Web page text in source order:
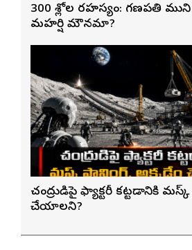
300 శ్లోకాల రహస్యం: గణపతి
మహర్షి మౌనమా?
చంద్రుడిపై ఫ్యాక్టరీ కట్టడానికి
చేయాలని?